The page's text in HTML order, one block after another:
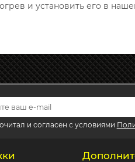
и установить его в
и согласен с условиями